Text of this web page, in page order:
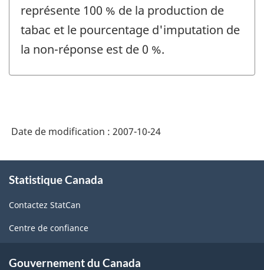
représente 100 % de la production de
tabac et le pourcentage d'imputation de
la non-réponse est de 0 %.
Date de modification : 2007-10-24
propos
ce
site
Statistique Canada
Contactez StatCan
Centre de confiance
Gouvernement du Canada